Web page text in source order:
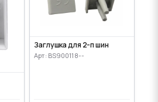
Заглушка для 2-п шин
Арт: BS900118--